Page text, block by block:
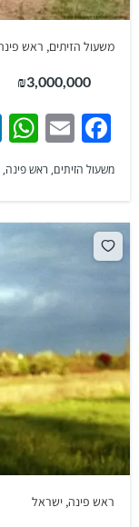
משעול הזיתים, ראש
₪3,000,000
משעול הזיתים, ראש פינה,
ראש פינה, ישראל